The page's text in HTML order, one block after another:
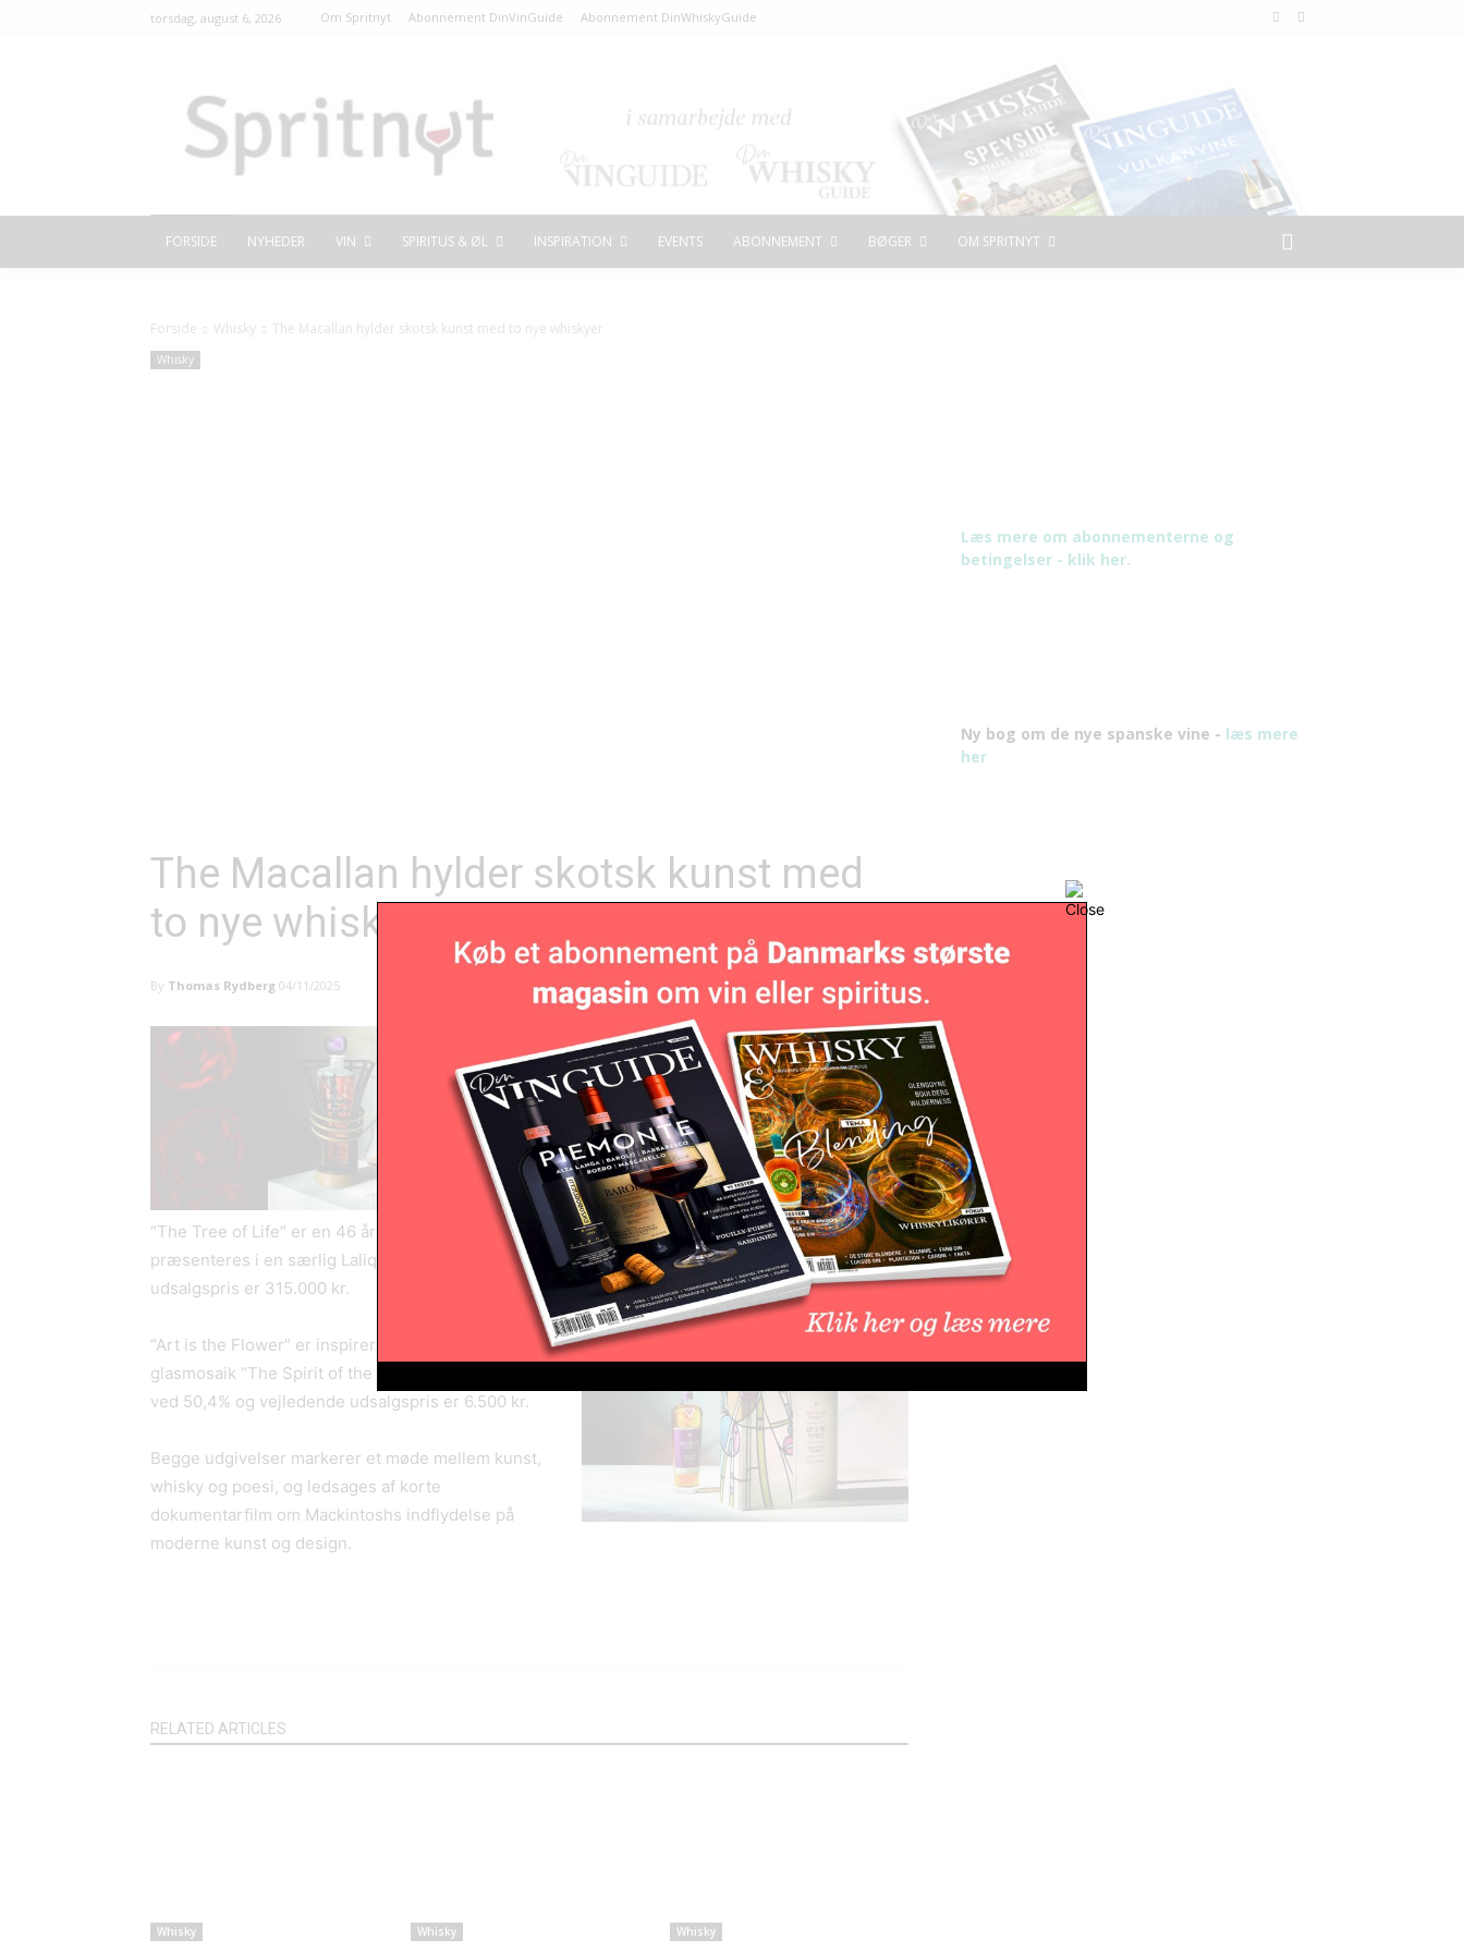
torsdag, august 6, 2026 Om Spritnyt Abonnement DinVinGuide Abonnement DinWhiskyGuide
FORSIDE NYHEDER VIN SPIRITUS & ØL INSPIRATION EVENTS ABONNEMENT BØGER OM SPRITNYT
Forside Whisky The Macallan hylder skotsk kunst med to nye whiskyer
Whisky
The Macallan hylder skotsk kunst med
to nye whiskyer
By Thomas Rydberg 04/11/2025
Det ikoniske whiskyhus The Macallan lancerer nu to
eksklusive single malt-udgivelser inspireret af den
skotske kunstner Charles Rennie Mackintosh. De
nye whiskyer, “The Tree of Life” og “Art is the
Flower”, fejrer både naturens cyklus og Mackintoshs
unikke tilgang til kunst og design.
“The Tree of Life” er en 46 år gammel single malt, der kun udgives i 112 eksemplarer og
præsenteres i en særlig Lalique-krystalflaske. Den er aftappet ved 46,2% og vejledende
udsalgspris er 315.000 kr.
“Art is the Flower” er inspireret af Mackintoshs
glasmosaik “The Spirit of the Rose”. Den er aftappet
ved 50,4% og vejledende udsalgspris er 6.500 kr.
Begge udgivelser markerer et møde mellem kunst,
whisky og poesi, og ledsages af korte
dokumentarfilm om Mackintoshs indflydelse på
moderne kunst og design.
RELATED ARTICLES
Whisky Whisky Whisky
Læs mere om abonnementerne og
betingelser - klik her.
Ny bog om de nye spanske vine - læs mere
her